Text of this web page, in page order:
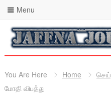
Menu
You Are Here Home
மோதி விபத்து